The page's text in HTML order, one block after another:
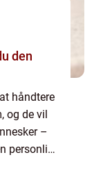
håndtere
og de vil
–
personlig